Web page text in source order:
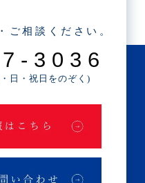
ご相談ください。
3036
日・祝日をのぞく)